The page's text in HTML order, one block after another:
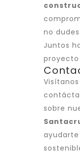
no
Juntos
proyecto
sobre